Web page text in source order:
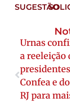
SUGESTÃO
Urnas
a reeleição
Confea e
RJ para